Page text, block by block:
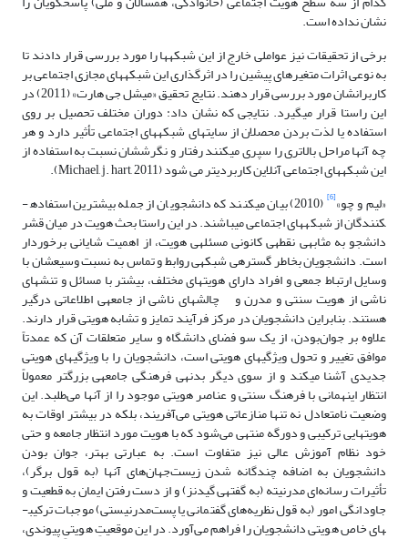
نشان نداده است.
برخی از تحقیقات نیز عواملی خارج از این شبکه­ها را مورد بررسی قرار دادند تا
به نوعی اثرات متغیرهای پیشین را در اثرگذاری این شبکه­های مجازی اجتماعی بر
کاربرانشان مورد بررسی قرار دهند. نتایج تحقیق «میشل جی هارت» (2011) در
این راستا قرار می­گیرد. نتایجی که نشان داد: دوران مختلف تحصیل بر روی
استفاده یا لذت­ بردن محصلان از سایت­های شبکه­های اجتماعی تأثیر دارد و هر
چه آن­ها مراحل بالاتری را سپری می­کنند رفتار و نگرششان نسبت به استفاده از
این شبکه­های اجتماعی آنلاین کاربردی­تر می شود (Michael, j. hart, 2011).
«لیم و چو»[6] (2010) بیان می­کنند که دانشجویان از جمله بیشترین استفاده­
کنندگان از شبکه­های اجتماعی می­باشند. در این راستا بحث هویت در میان قشر
دانشجو به مثابه­­ی نقطه­ی کانونی مسئله­ی هویت، از اهمیت شایانی برخوردار
است. دانشجویان بخاطر گستره­ی شبکه­ی روابط و تماس به نسبت وسیع­شان با
وسایل ارتباط جمعی و افراد دارای هویت­های مختلف، بیشتر با مسائل و تنش­های
ناشی از هویت سنتی و مدرن و چالش­های ناشی از جامعه­ی اطلاعاتی درگیر
هستند. بنابراین دانشجویان در مرکز فرآیند تمایز و تشابه هویتی قرار دارند.
علاوه بر جوان‌بودن، از یک سو فضای دانشگاه و سایر متعلقات آن که عمدتاً
موافق تغییر و تحول ویژگی­های هویتی است، دانشجویان را با ویژگی­های هویتی
جدیدی آشنا می­کند و از سوی دیگر بدنه­ی فرهنگی جامعه­ی بزرگتر معمولاً
انتظار اینهمانی با فرهنگ سنتی و عناصر هویتی موجود را از آن­ها می‌طلبد. این
وضعیت نامتعادل نه تنها منازعاتی هویتی می‌آفریند، بلکه در بیشتر اوقات به
هویت­هایی ترکیبی و دورگه منتهی می‌شود که با هویت مورد انتظار جامعه و حتی
خود نظام آموزش عالی نیز متفاوت است. به عبارتی بهتر، جوان بودن
دانشجویان به اضافه چندگانه ­شدن زیست‌­جهان‌های آن­ها (به قول برگر)،
تأثیرات رسانه‌ای مدرنیته (به گفته­ی گیدنز) و از دست رفتن ایمان به قطعیت و
جاودانگی امور (به قول نظریه‌های گفتمانی یا پست‌مدرنیستی) موجبات ترکیب­
های خاص هویتی دانشجویان را فراهم می‌آورد. در این موقعیتِ هویتیِ پیوندی،